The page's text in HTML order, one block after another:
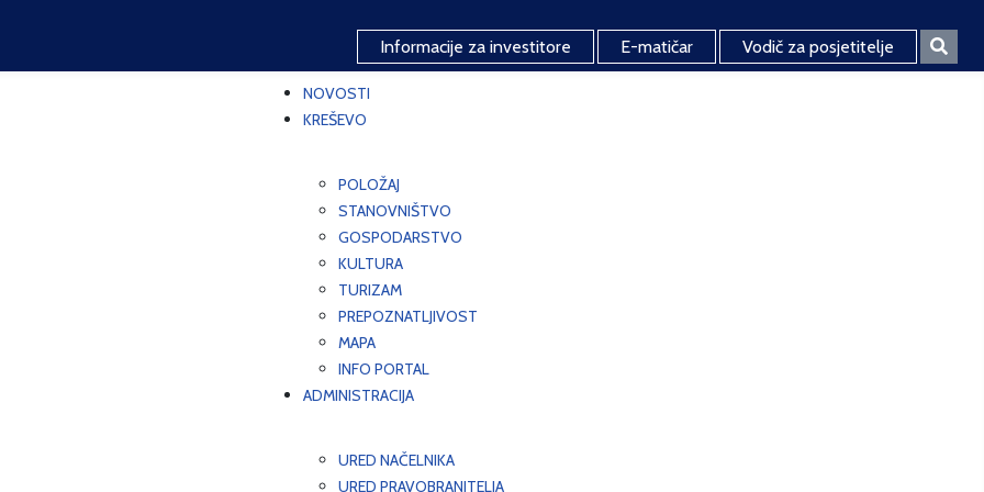
Informacije za investitore E-matičar Vodič za posjetitelje
NOVOSTI
KREŠEVO
POLOŽAJ
STANOVNIŠTVO
GOSPODARSTVO
KULTURA
TURIZAM
PREPOZNATLJIVOST
MAPA
INFO PORTAL
ADMINISTRACIJA
URED NAČELNIKA
URED PRAVOBRANITELJA